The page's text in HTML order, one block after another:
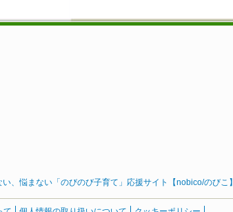
い、悩まない「のびのび子育て」応援サイト【nobico/のびこ】